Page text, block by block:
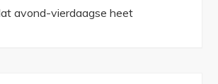
avond-vierdaagse heet